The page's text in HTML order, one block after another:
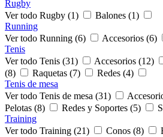
Rugby
Ver todo Rugby (1)
Balones (1)
Running
Ver todo Running (6)
Accesorios (6)
Tenis
Ver todo Tenis (31)
Accesorios (12)
(8)
Raquetas (7)
Redes (4)
Tenis de mesa
Ver todo Tenis de mesa (31)
Pelotas (8)
Redes y Soportes (5)
Training
Ver todo Training (21)
Conos (8)